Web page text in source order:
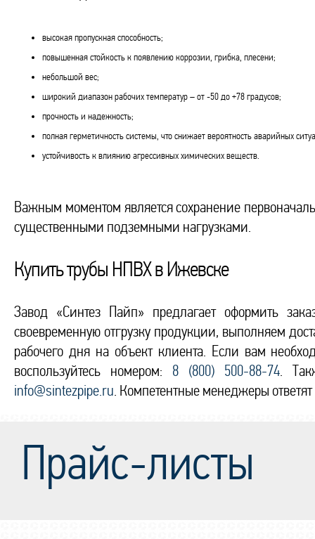
высокая пропускная способность;
повышенная стойкость к появлению коррозии, грибка, плесени;
небольшой вес;
широкий диапазон рабочих температур – от -50 до +78 градусов;
прочность и надежность;
полная герметичность системы, что снижает вероятность аварийных
устойчивость к влиянию агрессивных химических веществ.
Важным моментом является сохранение
существенными подземными нагрузками.
Купить трубы НПВХ в Ижевске
Завод «Синтез Пайп» предлагает оформить
своевременную отгрузку продукции, выполняем
рабочего дня на объект клиента. Если вам
воспользуйтесь номером: 8 (800) 500-88-74.
info@sintezpipe.ru. Компетентные менеджеры
Прайс-листы